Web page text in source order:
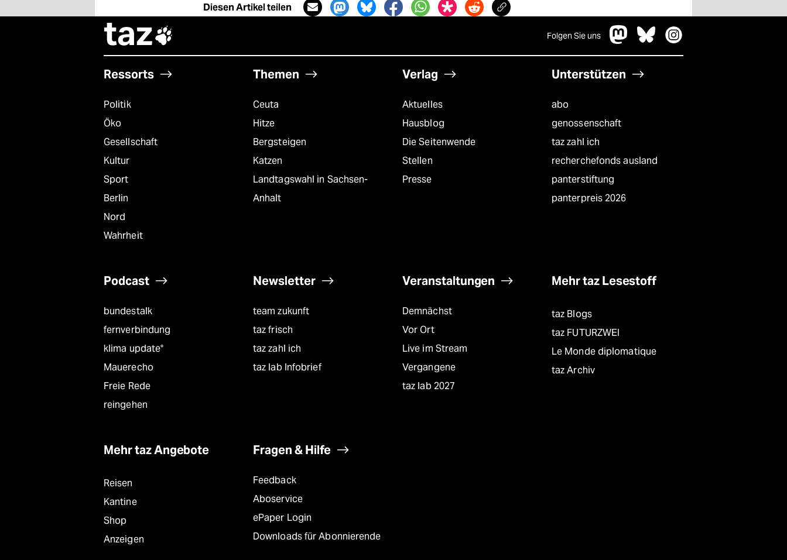
Diesen Artikel teilen
taz Folgen Sie uns
Ressorts
Politik
Öko
Gesellschaft
Kultur
Sport
Berlin
Nord
Wahrheit
Themen
Ceuta
Hitze
Bergsteigen
Katzen
Landtagswahl in Sachsen-
Anhalt
Verlag
Aktuelles
Hausblog
Die Seitenwende
Stellen
Presse
Unterstützen
abo
genossenschaft
taz zahl ich
recherchefonds ausland
panterstiftung
panterpreis 2026
Podcast
bundestalk
fernverbindung
klima update°
Mauerecho
Freie Rede
reingehen
Newsletter
team zukunft
taz frisch
taz zahl ich
taz lab Infobrief
Veranstaltungen
Demnächst
Vor Ort
Live im Stream
Vergangene
taz lab 2027
Mehr taz Lesestoff
taz Blogs
taz FUTURZWEI
Le Monde diplomatique
taz Archiv
Mehr taz Angebote
Reisen
Kantine
Shop
Anzeigen
Fragen & Hilfe
Feedback
Aboservice
ePaper Login
Downloads für Abonnierende